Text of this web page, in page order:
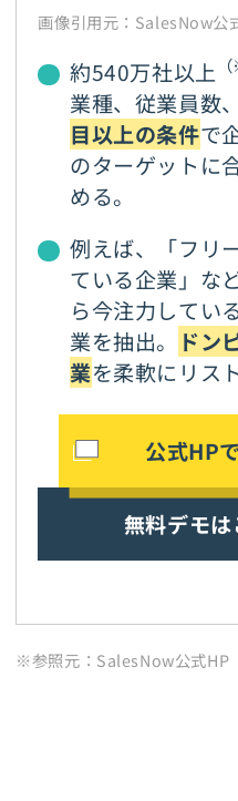
画像引用元：SalesNow
約540万社以上
業種、従業員数
目以上の条件で
のターゲットに
める。
例えば、「フリ
ている企業」な
ら今注力してい
業を抽出。
ドン
業を柔軟にリス
公式HP
無料デモ
※参照元：SalesNow公式HP